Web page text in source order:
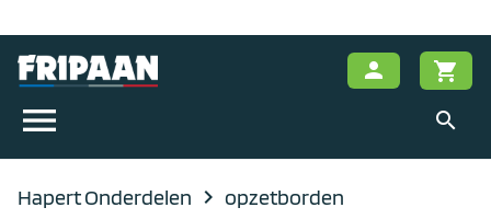
menu search
person shopping_cart
Hapert Onderdelen navigate_next opzetborden